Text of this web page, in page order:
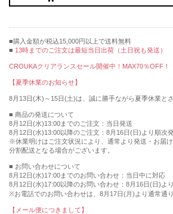
購入金額が税込15,000円以上で送料無料
13時までのご注文は最短当日出荷（土日祝も発送）
CROUKAクリアランスセール開催中！MAX70％OFF！
【夏季休業のお知らせ】
8月13日(木)～15日(土)は、誠に勝手ながら夏季休業と
■ 商品の発送について
8月12日(水)13:00までのご注文：当日発送
8月12日(水)13:00以降のご注文：8月16日(日)より順次
※休業明けはご注文状況により、通常より発送・お届け
分割配送となる場合がございます。
■ お問い合わせについて
8月12日(水)17:00までのお問い合わせ：当日中に対応
8月12日(水)17:00以降のお問い合わせ：8月16日(日)よ
※お電話でのお問い合わせは、8月17日(月)より通常通
【メール便につきまして】